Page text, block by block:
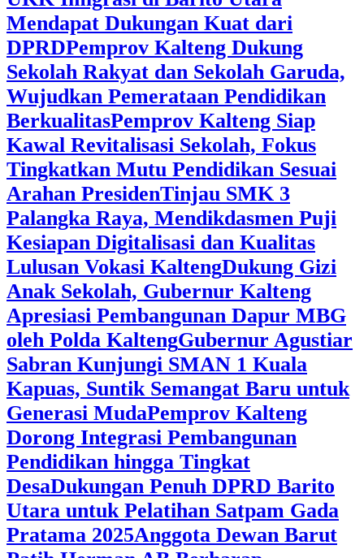
Mendapat Dukungan Kuat dari
DPRD‎Pemprov Kalteng Dukung
Sekolah Rakyat dan Sekolah Garuda,
Wujudkan Pemerataan Pendidikan
Berkualitas‎Pemprov Kalteng Siap
Kawal Revitalisasi Sekolah, Fokus
Tingkatkan Mutu Pendidikan Sesuai
Arahan Presiden‎Tinjau SMK 3
Palangka Raya, Mendikdasmen Puji
Kesiapan Digitalisasi dan Kualitas
Lulusan Vokasi Kalteng‎Dukung Gizi
Anak Sekolah, Gubernur Kalteng
Apresiasi Pembangunan Dapur MBG
oleh Polda Kalteng‎Gubernur Agustiar
Sabran Kunjungi SMAN 1 Kuala
Kapuas, Suntik Semangat Baru untuk
Generasi Muda‎Pemprov Kalteng
Dorong Integrasi Pembangunan
Pendidikan hingga Tingkat
DesaDukungan Penuh DPRD Barito
Utara untuk Pelatihan Satpam Gada
Pratama 2025Anggota Dewan Barut